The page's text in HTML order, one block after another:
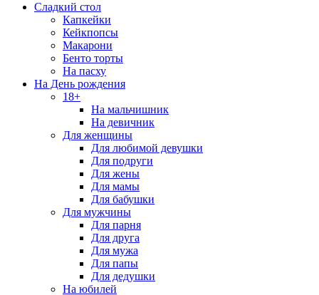
Сладкий стол
Капкейки
Кейкпопсы
Макарони
Бенто торты
На пасху
На День рождения
18+
На мальчишник
На девичник
Для женщины
Для любимой девушки
Для подруги
Для жены
Для мамы
Для бабушки
Для мужчины
Для парня
Для друга
Для мужа
Для папы
Для дедушки
На юбилей